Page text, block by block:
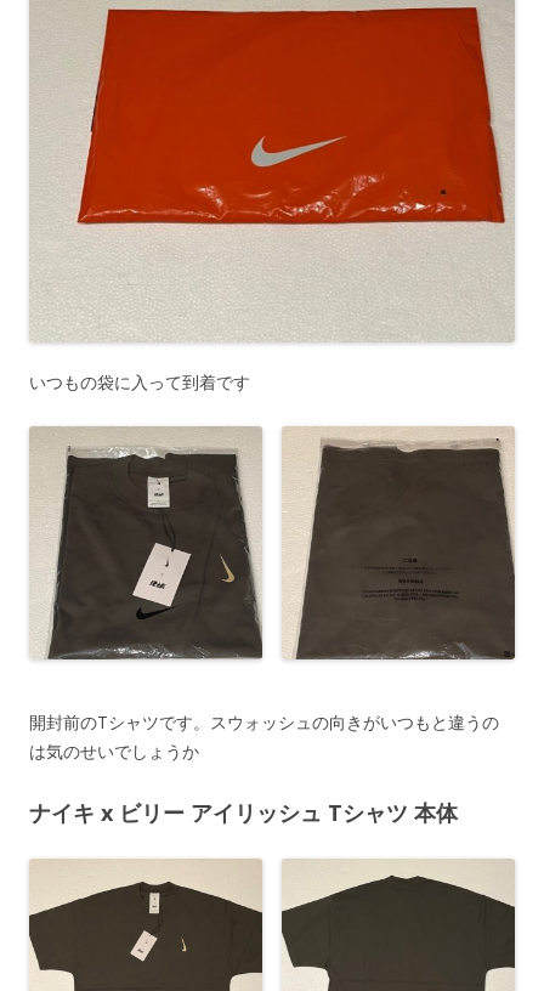
いつもの袋に入って到着です
開封前のTシャツです。スウォッシュの向きがいつもと違うの
は気のせいでしょうか
ナイキ x ビリー アイリッシュ Tシャツ 本体